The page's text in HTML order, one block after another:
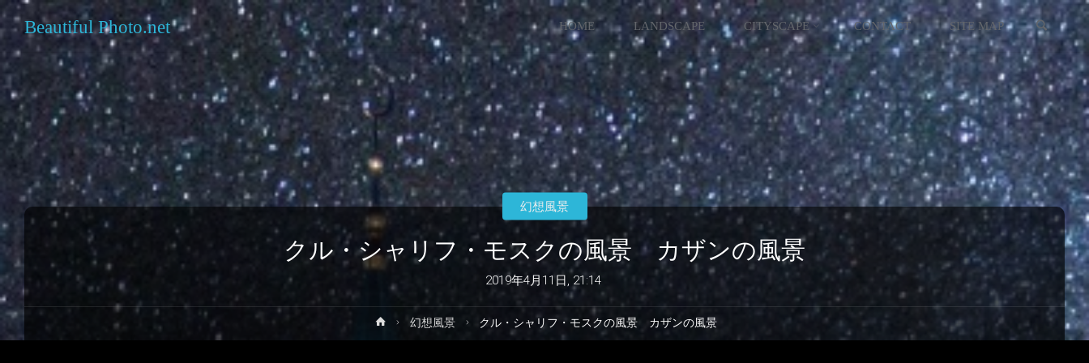
Beautiful Photo.net コ
ン
テ
ツ
ス
HOME LANDSCAPE CITYSCAPE CONTACT SITE MAP
検索
クル・シャリフ・モスクの風景 カザンの風景
2019年4月11日, 21:14
幻想風景
ホ
ー
幻想風景 クル・シャリフ・モスクの風景 カザンの風景
イギリス
スコットランド
イタリア
ウクライナ
エストニア
オーストリア
オランダ
北マケドニア
ギリシャ
キプロス